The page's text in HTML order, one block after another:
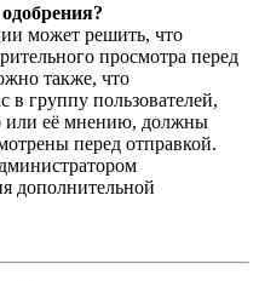
может решить, что
просмотра перед
также, что
в группу пользователей,
или её мнению, должны
перед отправкой.
дополнительной